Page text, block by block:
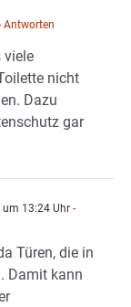
Antworten
viele
nicht
Dazu
gar
um 13:24 Uhr -
Türen, die in
Damit kann